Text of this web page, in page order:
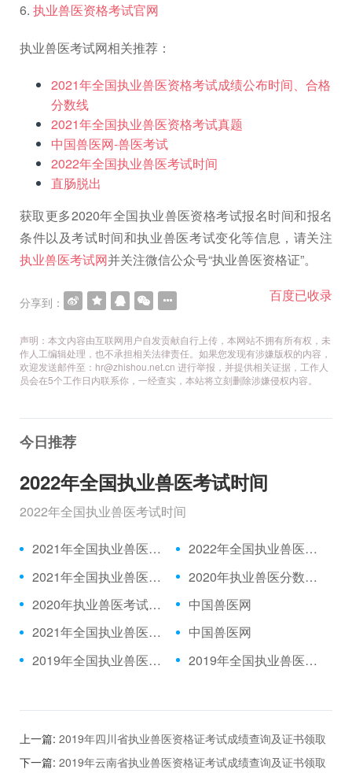
6. 执业兽医资格考试官网
执业兽医考试网相关推荐：
2021年全国执业兽医资格考试成绩公布时间、合格
分数线
2021年全国执业兽医资格考试真题
中国兽医网-兽医考试
2022年全国执业兽医考试时间
直肠脱出
获取更多2020年全国执业兽医资格考试报名时间和报名
条件以及考试时间和执业兽医考试变化等信息，请关注
执业兽医考试网并关注微信公众号“执业兽医资格证”。
百度已收录
分享到：
声明：本文内容由互联网用户自发贡献自行上传，本网站不拥有所有权，未
作人工编辑处理，也不承担相关法律责任。如果您发现有涉嫌版权的内容，
欢迎发送邮件至：hr@zhishou.net.cn 进行举报，并提供相关证据，工作人
员会在5个工作日内联系你，一经查实，本站将立刻删除涉嫌侵权内容。
今日推荐
2022年全国执业兽医考试时间
2022年全国执业兽医考试时间
2021年全国执业兽医资格考试成绩公布时间、合格分数线
2022年全国执业兽医考试时间
2021年全国执业兽医考试报名时间
2020年执业兽医分数线发布
2020年执业兽医考试题目|2021年执业兽医中国兽医网官网
中国兽医网
2021年全国执业兽医考试报名入口
中国兽医网
2019年全国执业兽医考试真题|2021年执业兽医/全国执业兽医网
2019年全国执业兽医考试真题|2021年执业兽医/全国执业兽医网
上一篇: 2019年四川省执业兽医资格证考试成绩查询及证书领取
时间
下一篇: 2019年云南省执业兽医资格证考试成绩查询及证书领取